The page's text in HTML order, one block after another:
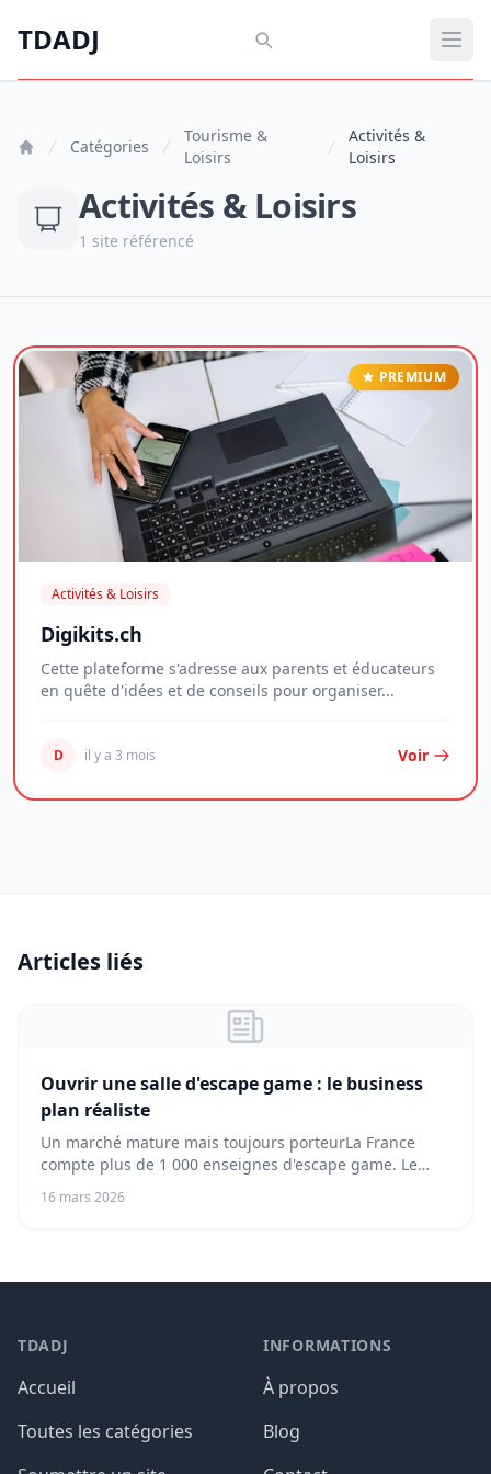
TDADJ
TDADJ
Catégories
Tourisme &
Loisirs
Activités &
Loisirs
Activités & Loisirs
1 site référencé
PREMIUM
Activités & Loisirs
Digikits.ch
Cette plateforme s'adresse aux parents et éducateurs
en quête d'idées et de conseils pour organiser...
D il y a 3 mois Voir
Articles liés
Ouvrir une salle d'escape game : le business
plan réaliste
Un marché mature mais toujours porteurLa France
compte plus de 1 000 enseignes d'escape game. Le
16 mars 2026
TDADJ
Accueil
Toutes les catégories
INFORMATIONS
À propos
Blog